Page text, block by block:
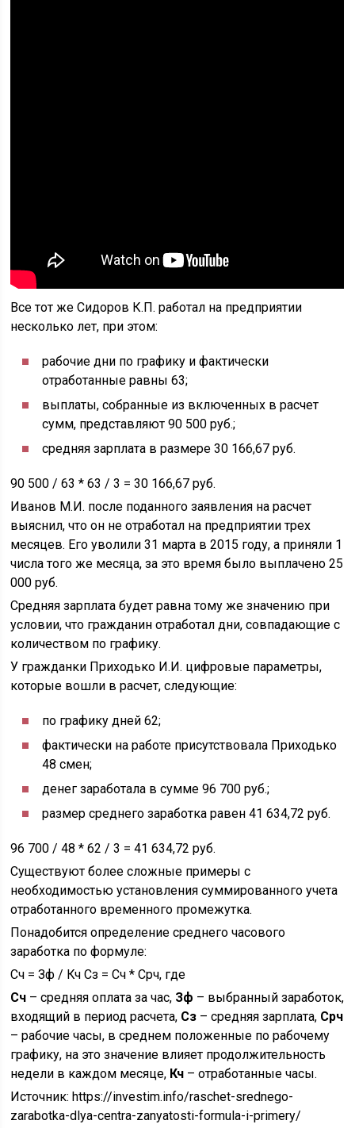
Все тот же Сидоров К.П. работал на предприятии
несколько лет, при этом:
рабочие дни по графику и фактически
отработанные равны 63;
выплаты, собранные из включенных в расчет
сумм, представляют 90 500 руб.;
средняя зарплата в размере 30 166,67 руб.
90 500 / 63 * 63 / 3 = 30 166,67 руб.
Иванов М.И. после поданного заявления на расчет
выяснил, что он не отработал на предприятии трех
месяцев. Его уволили 31 марта в 2015 году, а приняли 1
числа того же месяца, за это время было выплачено 25
000 руб.
Средняя зарплата будет равна тому же значению при
условии, что гражданин отработал дни, совпадающие с
количеством по графику.
У гражданки Приходько И.И. цифровые параметры,
которые вошли в расчет, следующие:
по графику дней 62;
фактически на работе присутствовала Приходько
48 смен;
денег заработала в сумме 96 700 руб.;
размер среднего заработка равен 41 634,72 руб.
96 700 / 48 * 62 / 3 = 41 634,72 руб.
Существуют более сложные примеры с
необходимостью установления суммированного учета
отработанного временного промежутка.
Понадобится определение среднего часового
заработка по формуле:
Сч = Зф / Кч Сз = Сч * Срч, где
Сч – средняя оплата за час, Зф – выбранный заработок,
входящий в период расчета, Сз – средняя зарплата, Срч
– рабочие часы, в среднем положенные по рабочему
графику, на это значение влияет продолжительность
недели в каждом месяце, Кч – отработанные часы.
Источник:https://investim.info/raschet-srednego-
zarabotka-dlya-centra-zanyatosti-formula-i-primery/